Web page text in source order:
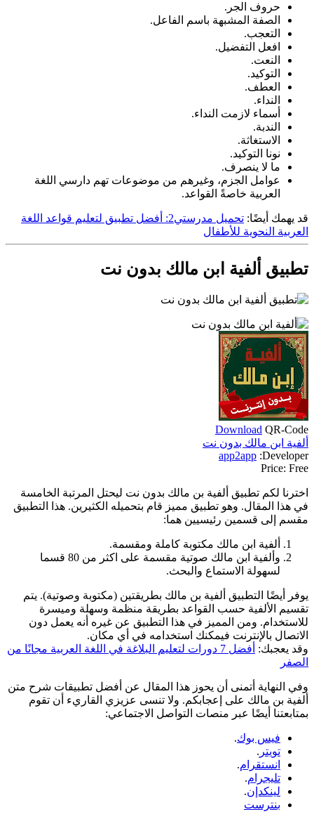
حروف الجر.
الصفة المشبهة باسم الفاعل.
التعجب.
افعل التفضيل.
النعت.
التوكيد.
العطف.
النداء.
أسماء لازمت النداء.
الندبة.
الاستغاثة.
نونا التوكيد.
ما لا ينصرف.
عوامل الجزم، وغيرهم من موضوعات تهم دارسي اللغة
العربية خاصةً القواعد.
قد يهمك أيضًا:
تحميل مدرستي2: أفضل تطبيق لتعليم قواعد اللغة
العربية النحوية للأطفال
تطبيق ألفية ابن مالك بدون نت
Download QR-Code
ألفية ابن مالك بدون نت
Developer:
app2app
Price: Free
اخترنا لكم تطبيق ألفية بن مالك بدون نت ليحتل المرتبة الخامسة
في هذا المقال. وهو تطبيق مميز قام بتحميله الكثيرين. هذا التطبيق
مقسم إلى قسمين رئيسيين هما:
ألفية ابن مالك مكتوبة كاملة ومقسمة.
وألفية ابن مالك صوتية مقسمة على اكثر من 80 قسما
لسهولة الاستماع والبحث.
يوفر أيضًا التطبيق ألفية بن مالك بطريقتين (مكتوبة وصوتية). يتم
تقسيم الألفية حسب القواعد بطريقة منظمة وسهلة وميسرة
للاستخدام. ومن المميز في هذا التطبيق عن غيره أنه يعمل دون
الاتصال بالإنترنت فيمكنك استخدامه في أي مكان.
وقد يعجبك:
أفضل 7 دورات لتعليم البلاغة في اللغة العربية مجانًا من
الصفر
وفي النهاية أتمنى أن يحوز هذا المقال عن أفضل تطبيقات شرح متن
ألفية بن مالك على إعجابكم. ولا تنسى عزيزي القاريء أن تقوم
بمتابعتنا أيضًا عبر منصات التواصل الاجتماعي:
فيس بوك.
تويتر .
انستقرام.
تليجرام.
لينكدإن.
بنترست